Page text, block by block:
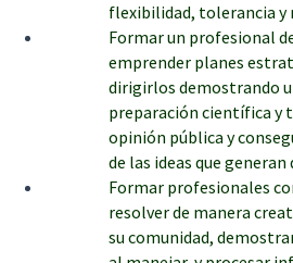
flexibilidad, tolerancia y
Formar un profesional
emprender planes
dirigirlos demostrando
preparación científica y
opinión pública y
de las ideas que generan
Formar profesionales
resolver de manera
su comunidad,